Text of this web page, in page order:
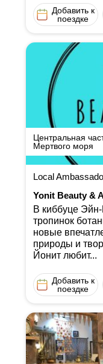
Добавить к
поездке
Центральная
Мертвого моря
Local
Yonit Beauty &
В киббуце
тропинок
новые
природы и
Йонит любит...
Добавить к
поездке